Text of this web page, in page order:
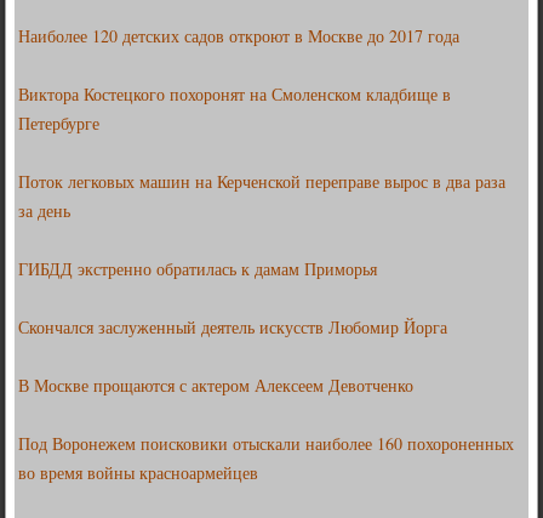
Наиболее 120 детских садов откроют в Москве до 2017 года
Виктора Костецкого похоронят на Смоленском кладбище в
Петербурге
Поток легковых машин на Керченской переправе вырос в два раза
за день
ГИБДД экстренно обратилась к дамам Приморья
Скончался заслуженный деятель искусств Любомир Йорга
В Москве прощаются с актером Алексеем Девотченко
Под Воронежем поисковики отыскали наиболее 160 похороненных
во время войны красноармейцев